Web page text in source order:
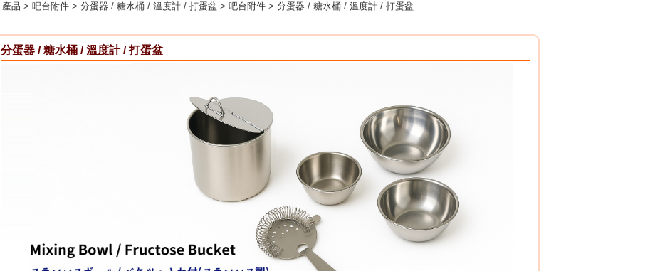
可用於洗碗機、冰箱、冷凍庫
杯架組
產品 > 吧台附件 > 分蛋器 / 糖水桶 / 溫度計 / 打蛋盆 > 吧台附件 > 分蛋器 / 糖水桶 / 溫度計 / 打蛋盆
分蛋器 / 糖水桶 / 溫度計 / 打蛋盆